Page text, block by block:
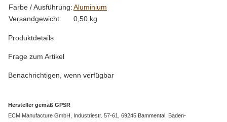
Farbe / Ausführung:Aluminium
Versandgewicht:
0,50 kg
Produktdetails
Frage zum Artikel
Benachrichtigen, wenn verfügbar
Hersteller gemäß GPSR
ECM Manufacture GmbH, Industriestr. 57-61, 69245 Bammental, Baden-